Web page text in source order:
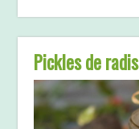
Pickles de